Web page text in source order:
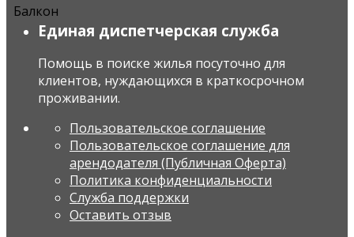
Балкон
Единая диспетчерская служба
Помощь в поиске жилья посуточно для
клиентов, нуждающихся в краткосрочном
проживании.
Пользовательское соглашение
Пользовательское соглашение для
арендодателя (Публичная Оферта)
Политика конфиденциальности
Служба поддержки
Оставить отзыв